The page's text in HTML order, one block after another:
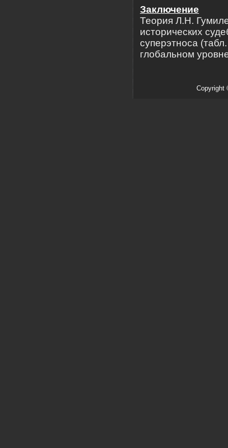
Заключение
Теория Л.Н.
исторических
суперэтноса
глобальном
Copyright